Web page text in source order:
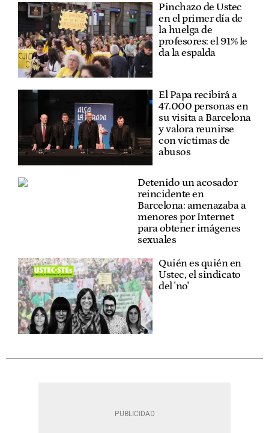
Pinchazo de Ustec
en el primer día de
la huelga de
profesores: el 91% le
da la espalda
El Papa recibirá a
47.000 personas en
su visita a Barcelona
y valora reunirse
con víctimas de
abusos
Detenido un acosador
reincidente en
Barcelona: amenazaba a
menores por Internet
para obtener imágenes
sexuales
Quién es quién en
Ustec, el sindicato
del 'no'